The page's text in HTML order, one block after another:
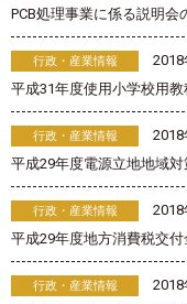
PCB処理事業に係る説明会
行政・産業情報
2018
平成31年度使用小学校用
行政・産業情報
2018
平成29年度電源立地地域
行政・産業情報
2018
平成29年度地方消費税交
行政・産業情報
2018